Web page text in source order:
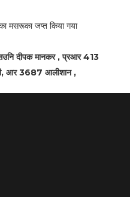
जप्त किया गया
दीपक मानकर , प्रआर 413
आर 3687 आलीशान ,